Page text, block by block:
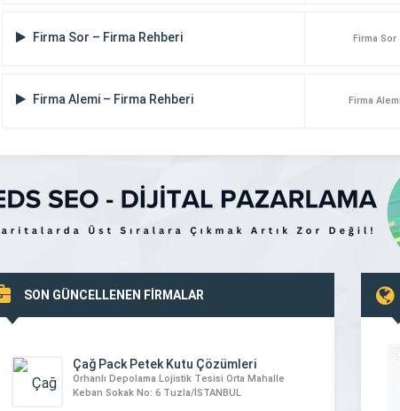
Firma Sor – Firma Rehberi Firma Sor
Firma Alemi – Firma Rehberi Firma Alemi
SON GÜNCELLENEN FİRMALAR
Çağ Pack Petek Kutu Çözümleri
Orhanlı Depolama Lojistik Tesisi Orta Mahalle
Keban Sokak No: 6 Tuzla/İSTANBUL